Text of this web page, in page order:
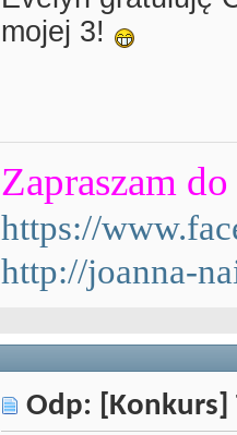
mojej 3!
Zapraszam
https://
http://joanna-
Odp: [Konkurs]